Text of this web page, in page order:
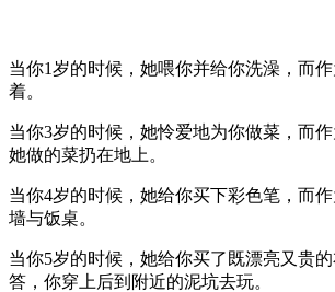
当你1岁的时候，她喂你并给你洗澡，而
着。
当你3岁的时候，她怜爱地为你做菜，而
她做的菜扔在地上。
当你4岁的时候，她给你买下彩色笔，而
墙与饭桌。
当你5岁的时候，她给你买了既漂亮又贵
答，你穿上后到附近的泥坑去玩。